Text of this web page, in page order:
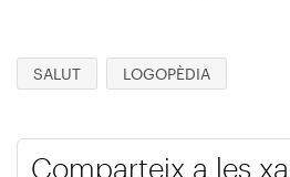
SALUT LOGOPÈDIA
Comparteix a les